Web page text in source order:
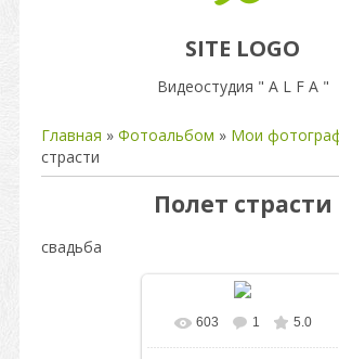
SITE LOGO
Видеостудия " A L F A "
Главная » Фотоальбом » Мои
страсти
Полет страсти
свадьба
В реальном размере
603 1 5.0